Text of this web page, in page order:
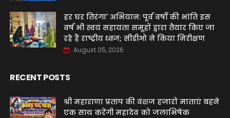
हर घर तिरंगा' अभियान: पूर्व वर्षों की भांति इस
वर्ष भी स्वयं सहायता समूहों द्वारा तैयार किए जा
रहे हैं राष्ट्रीय ध्वज; सीडीओ ने किया निरीक्षण
August 05, 2026
RECENT POSTS
श्री महाराणा प्रताप की वंशज हजारों माताएं बहने
एक साथ करेंगी महादेव को जलाभिषेक